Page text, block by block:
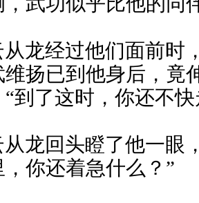
龙经过他们面前时
维扬已到他身后，竟
“到了这时，你还不快
龙回头瞪了他一眼
，你还着急什么？”